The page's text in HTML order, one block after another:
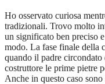
Ho osservato curiosa
tradizionali. Trovo molto
un significato ben preciso
modo. La fase finale della
quando il padre circondato
costruttore le prime pietre
Anche in questo caso